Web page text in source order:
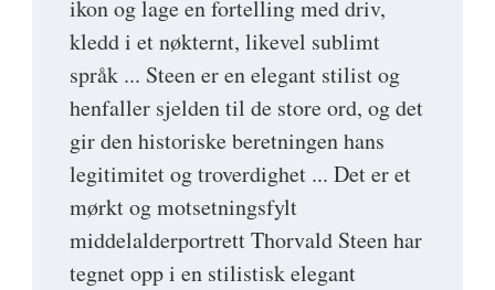
ikon og lage en fortelling med driv,
kledd i et nøkternt, likevel sublimt
språk ... Steen er en elegant stilist og
henfaller sjelden til de store ord, og det
gir den historiske beretningen hans
legitimitet og troverdighet ... Det er et
mørkt og motsetningsfylt
middelalderportrett Thorvald Steen har
tegnet opp i en stilistisk elegant